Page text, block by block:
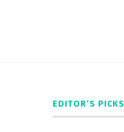
EDITOR’S PICKS